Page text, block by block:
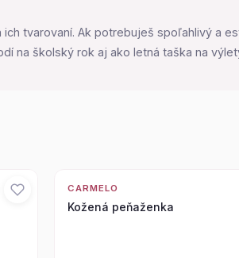
tvarovaní. Ak potrebuješ spoľahlivý a
na školský rok aj ako letná taška na
CARMELO
Kožená peňaženka